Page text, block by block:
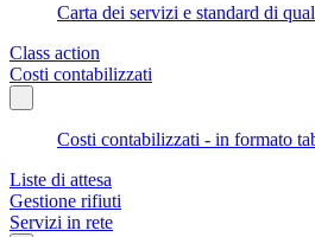
Carta dei servizi e standard di
Class action
Costi contabilizzati
Costi contabilizzati - in formato
Liste di attesa
Gestione rifiuti
Servizi in rete